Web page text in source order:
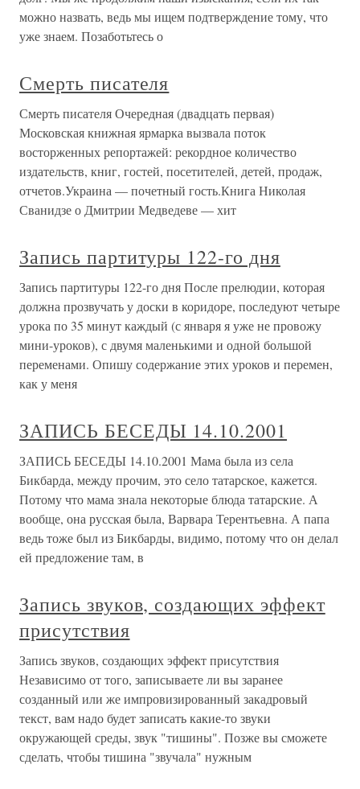
можно назвать, ведь мы ищем подтверждение тому, что
уже знаем. Позаботьтесь о
Смерть писателя
Смерть писателя Очередная (двадцать первая)
Московская книжная ярмарка вызвала поток
восторженных репортажей: рекордное количество
издательств, книг, гостей, посетителей, детей, продаж,
отчетов.Украина — почетный гость.Книга Николая
Сванидзе о Дмитрии Медведеве — хит
Запись партитуры 122-го дня
Запись партитуры 122-го дня После прелюдии, которая
должна прозвучать у доски в коридоре, последуют четыре
урока по 35 минут каждый (с января я уже не провожу
мини-уроков), с двумя маленькими и одной большой
переменами. Опишу содержание этих уроков и перемен,
как у меня
ЗАПИСЬ БЕСЕДЫ 14.10.2001
ЗАПИСЬ БЕСЕДЫ 14.10.2001 Мама была из села
Бикбарда, между прочим, это село татарское, кажется.
Потому что мама знала некоторые блюда татарские. А
вообще, она русская была, Варвара Терентьевна. А папа
ведь тоже был из Бикбарды, видимо, потому что он делал
ей предложение там, в
Запись звуков, создающих эффект
присутствия
Запись звуков, создающих эффект присутствия
Независимо от того, записываете ли вы заранее
созданный или же импровизированный закадровый
текст, вам надо будет записать какие-то звуки
окружающей среды, звук "тишины". Позже вы сможете
сделать, чтобы тишина "звучала" нужным